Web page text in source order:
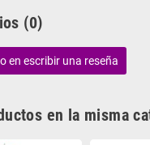
(0)
en escribir una reseña
en la misma